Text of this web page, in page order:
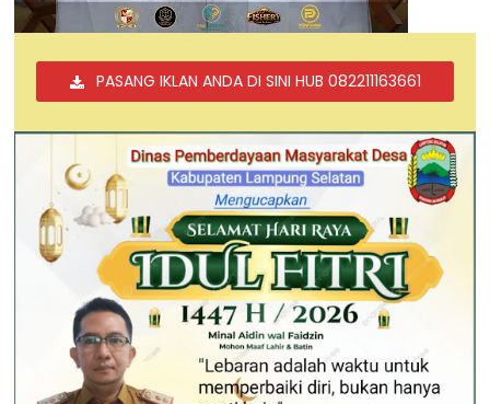
PASANG IKLAN ANDA DI SINI HUB 082211163661